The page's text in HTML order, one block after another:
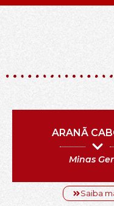
ARANÃ
Minas
Saiba